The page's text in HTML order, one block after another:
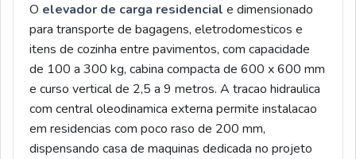
O elevador de carga residencial e dimensionado
para transporte de bagagens, eletrodomesticos e
itens de cozinha entre pavimentos, com capacidade
de 100 a 300 kg, cabina compacta de 600 x 600 mm
e curso vertical de 2,5 a 9 metros. A tracao hidraulica
com central oleodinamica externa permite instalacao
em residencias com poco raso de 200 mm,
dispensando casa de maquinas dedicada no projeto